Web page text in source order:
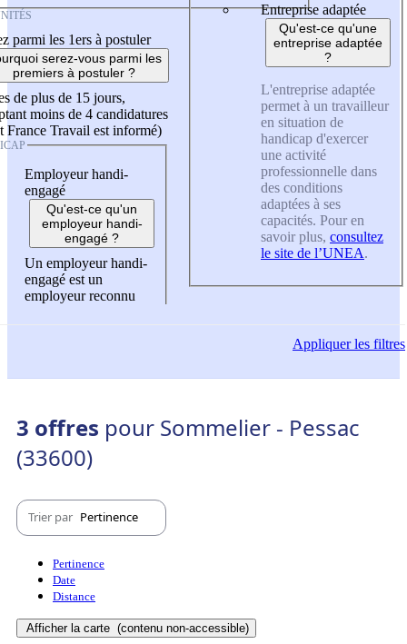
parmi les 1ers à postuler
serez-vous parmi les
premiers à postuler ?
de plus de 15 jours,
moins de 4 candidatures
France Travail est informé)
Employeur handi-
engagé
Qu'est-ce qu'un
employeur handi-
engagé ?
Un employeur handi-
engagé est un
employeur reconnu
Entreprise adaptée
Qu'est-ce qu'une
entreprise adaptée
?
L'entreprise adaptée
permet à un travailleur
en situation de
handicap d'exercer
une activité
professionnelle dans
des conditions
adaptées à ses
capacités. Pour en
savoir plus, consultez
le site de l’UNEA.
Appliquerles filtres
3 offres pour Sommelier - Pessac
(33600)
Trier par Pertinence
Pertinence
Date
Distance
Afficher la carte (contenu non-accessible)